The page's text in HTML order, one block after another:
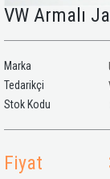
VW Armalı
Marka
Tedarikçi
Fiyat